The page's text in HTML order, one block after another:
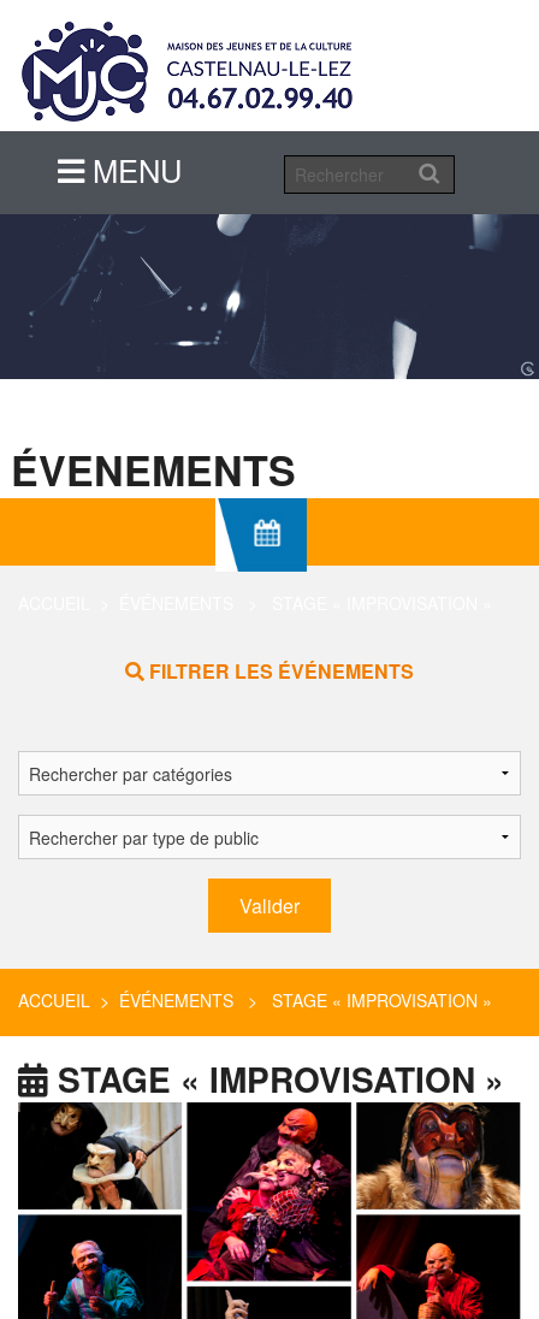
MENU
ÉVENEMENTS
FILTRER LES ÉVÉNEMENTS
ACCUEIL > ÉVÉNEMENTS > STAGE « IMPROVISATION »
STAGE « IMPROVISATION »